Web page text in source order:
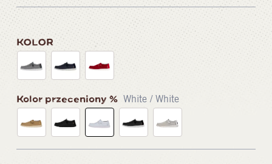
KOLOR
Kolor przeceniony % White / White